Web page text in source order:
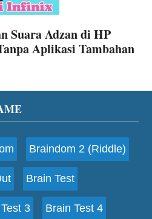
Suara Adzan di HP
Aplikasi Tambahan
Braindom 2 (Riddle)
Brain Test
3 Brain Test 4